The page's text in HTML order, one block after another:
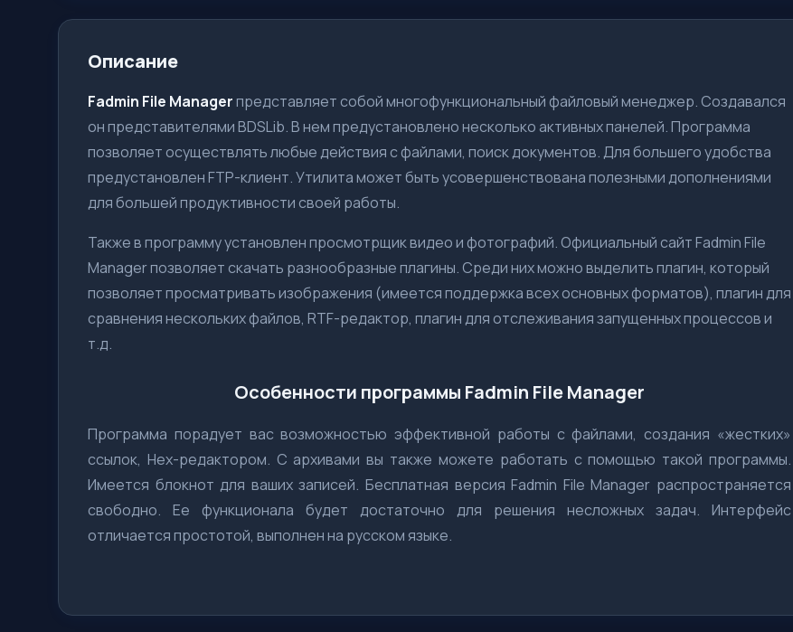
Описание
Fadmin File Managerпредставляет собой многофункциональный файловый менеджер. Создавался
он представителями BDSLib. В нем предустановлено несколько активных панелей. Программа
позволяет осуществлять любые действия с файлами, поиск документов. Для большего удобства
предустановлен FTP-клиент. Утилита может быть усовершенствована полезными дополнениями
для большей продуктивности своей работы.
Также в программу установлен просмотрщик видео и фотографий. Официальный сайт Fadmin File
Manager позволяет скачать разнообразные плагины. Среди них можно выделить плагин, который
позволяет просматривать изображения (имеется поддержка всех основных форматов), плагин для
сравнения нескольких файлов, RTF-редактор, плагин для отслеживания запущенных процессов и
т.д.
Особенности программы Fadmin File Manager
Программа порадует вас возможностью эффективной работы с файлами, создания «жестких»
ссылок, Hex-редактором. С архивами вы также можете работать с помощью такой программы.
Имеется блокнот для ваших записей. Бесплатная версия Fadmin File Manager распространяется
свободно. Ее функционала будет достаточно для решения несложных задач. Интерфейс
отличается простотой, выполнен на русском языке.